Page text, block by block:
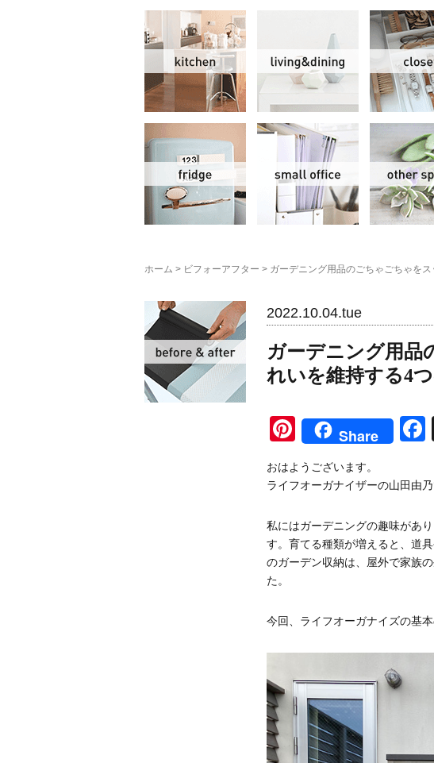
リビング＆ダ
冷蔵庫 スモールオフ
ホーム > ビフォーアフター > ガーデニング用品のごちゃごちゃを
ビフォーアフター
2022.10.04.tue
ガーデニング用品
れいを維持する4
Pinterest
Share
おはようございます。
ライフオーガナイザーの山田由乃
私にはガーデニングの趣味があ
す。育てる種類が増えると、道
のガーデン収納は、屋外で家族
た。
今回、ライフオーガナイズの基